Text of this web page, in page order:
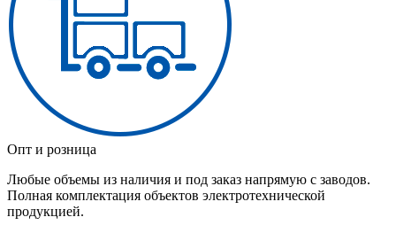
Опт и розница
Любые объемы из наличия и под заказ напрямую с заводов.
Полная комплектация объектов электротехнической
продукцией.